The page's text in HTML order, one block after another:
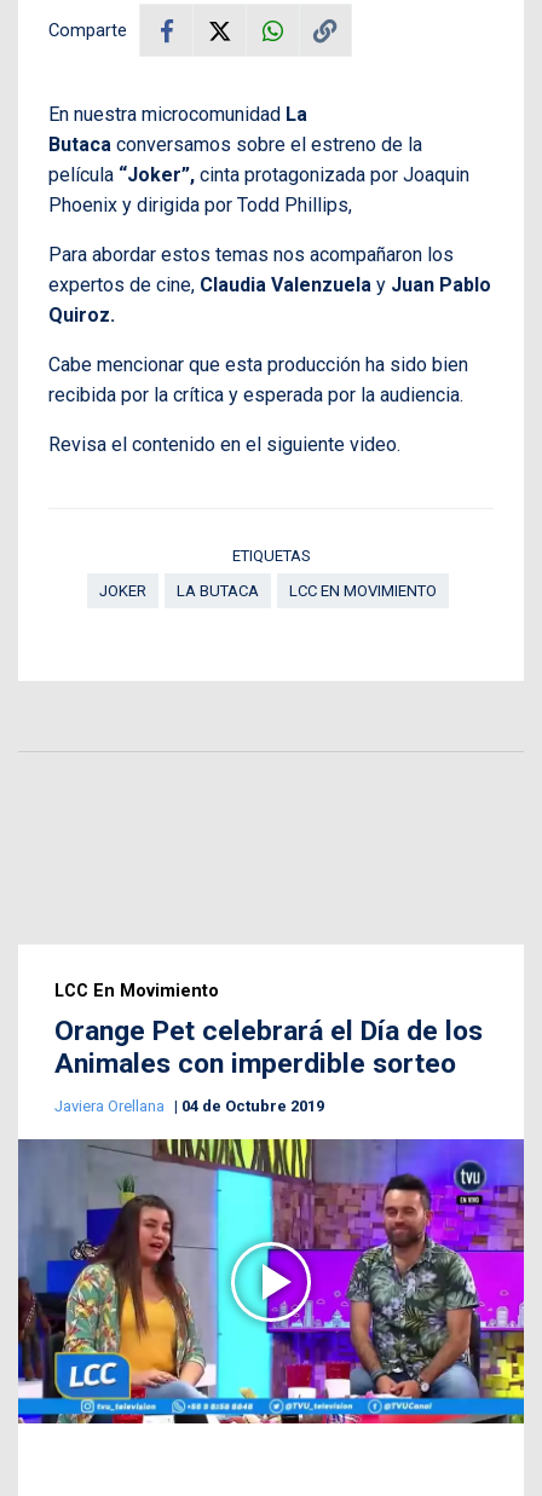
Comparte
En nuestra microcomunidad La
Butaca conversamos sobre el estreno de la
película “Joker”, cinta protagonizada por Joaquin
Phoenix y dirigida por Todd Phillips,
Para abordar estos temas nos acompañaron los
expertos de cine, Claudia Valenzuela y Juan Pablo
Quiroz.
Cabe mencionar que esta producción ha sido bien
recibida por la crítica y esperada por la audiencia.
Revisa el contenido en el siguiente video.
ETIQUETAS
JOKER
LA BUTACA LCC EN MOVIMIENTO
LCC En Movimiento
Orange Pet celebrará el Día de los
Animales con imperdible sorteo
Javiera Orellana 04 de Octubre 2019